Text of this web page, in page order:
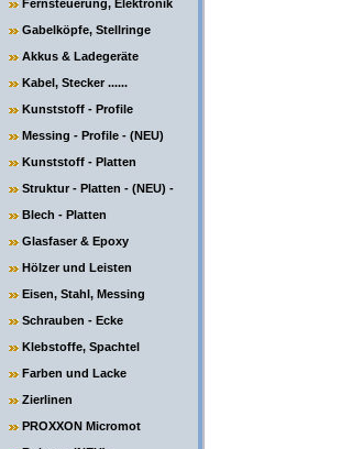
Fernsteuerung, Elektronik
Gabelköpfe, Stellringe
Akkus & Ladegeräte
Kabel, Stecker ......
Kunststoff - Profile
Messing - Profile - (NEU)
Kunststoff - Platten
Struktur - Platten - (NEU) -
Blech - Platten
Glasfaser & Epoxy
Hölzer und Leisten
Eisen, Stahl, Messing
Schrauben - Ecke
Klebstoffe, Spachtel
Farben und Lacke
Zierlinen
PROXXON Micromot